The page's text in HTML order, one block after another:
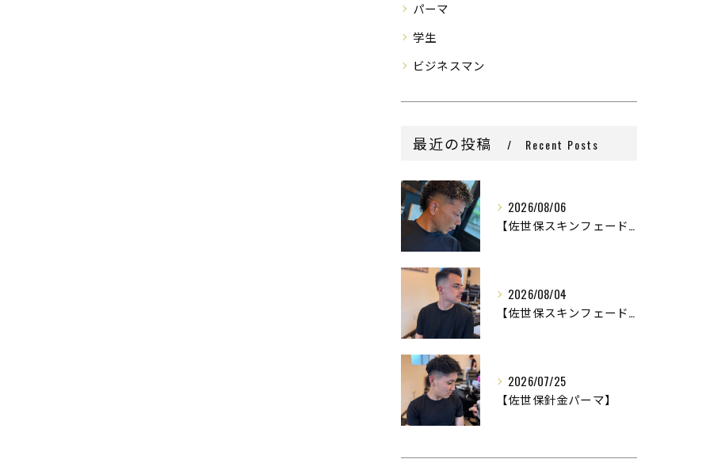
パーマ
学生
ビジネスマン
最近の投稿 Recent Posts
2026/08/06
【佐世保スキンフェード】
2026/08/04
【佐世保スキンフェード】
2026/07/25
【佐世保針金パーマ】